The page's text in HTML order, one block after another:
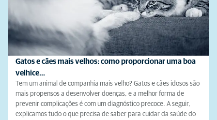
Gatos e cães mais velhos: como proporcionar uma boa
velhice…
Tem um animal de companhia mais velho? Gatos e cães idosos são
mais propensos a desenvolver doenças, e a melhor forma de
prevenir complicações é com um diagnóstico precoce. A seguir,
explicamos tudo o que precisa de saber para cuidar da saúde do